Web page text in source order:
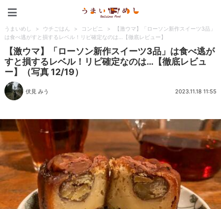
うまいめし > ウチごはん > コンビニ >
【激ウマ】「ローソン新作スイーツ3品」
は食べ逃がすと損するレベル！リピ確定なのは…【徹底レビュー】
【激ウマ】「ローソン新作スイーツ3品」は食べ逃が
すと損するレベル！リピ確定なのは…【徹底レビュ
ー】（写真 12/19）
伏見 みう 2023.11.18 11:55